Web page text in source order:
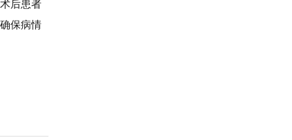
后患者
保病情